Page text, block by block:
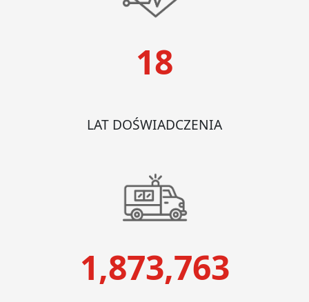
18
LAT DOŚWIADCZENIA
1,873,763